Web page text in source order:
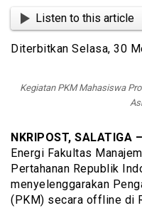
Listen to this article
Diterbitkan Selasa, 30
Kegiatan PKM Mahasiswa
NKRIPOST, SALATIGA –
Energi Fakultas
Pertahanan Republik
menyelenggarakan
(PKM) secara offline di